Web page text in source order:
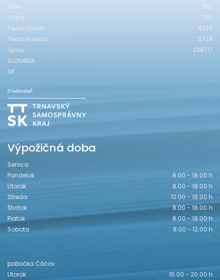
Dnes
691
Včera
785
Tento týždeň
4220
Tento mesiac
5728
Spolu
238717
SLOVAKIA
SK
Výpožičná doba
Senica
Pondelok
8.00 - 18.00 h
Utorok
8.00 - 18.00 h
Streda
12.00 - 18.00 h
Štvrtok
8.00 - 18.00 h
Piatok
8.00 - 18.00 h
Sobota
8.00 - 12.00 h
pobočka Čáčov
Utorok
15.00 - 20.00 h